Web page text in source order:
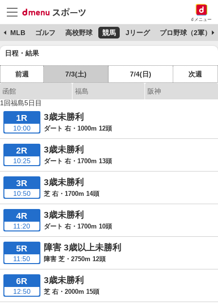
dメニュー
MLB ゴルフ 高校野球 競馬 Jリーグ プロ野球（2軍）
日程・結果
前週 7/3(土) 7/4(日) 次週
函館 福島
阪神
1回福島5日目
1R
10:00
3歳未勝利
ダート 右・1000m 12頭
2R
10:25
3歳未勝利
ダート 右・1700m 13頭
3R
10:50
3歳未勝利
芝 右・1700m 14頭
4R
11:20
3歳未勝利
ダート 右・1700m 10頭
5R
11:50
障害 3歳以上未勝利
障害 芝・2750m 12頭
6R
12:50
3歳未勝利
芝 右・2000m 15頭